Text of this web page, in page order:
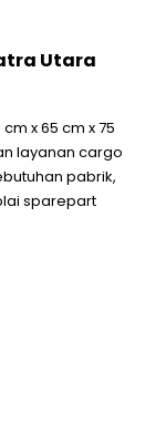
Utara
x 65 cm x 75
layanan cargo
pabrik,
sparepart